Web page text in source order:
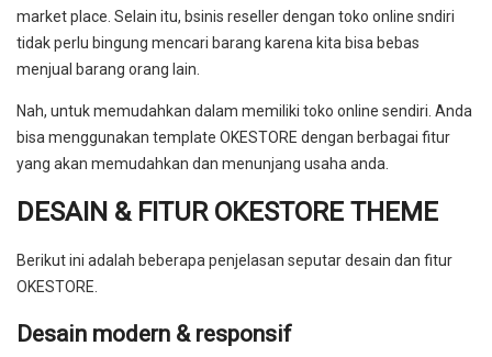
market place. Selain itu, bsinis reseller dengan toko online sndiri
tidak perlu bingung mencari barang karena kita bisa bebas
menjual barang orang lain.
Nah, untuk memudahkan dalam memiliki toko online sendiri. Anda
bisa menggunakan template OKESTORE dengan berbagai fitur
yang akan memudahkan dan menunjang usaha anda.
DESAIN & FITUR OKESTORE THEME
Berikut ini adalah beberapa penjelasan seputar desain dan fitur
OKESTORE.
Desain modern & responsif